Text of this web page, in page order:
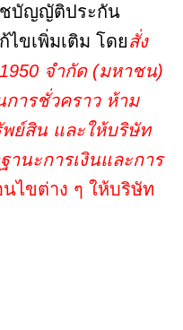
ชบัญญัติประกัน
ขเพิ่มเติม โดยสั่ง
จำกัด (มหาชน)
ารชั่วคราว ห้าม
ย์สิน และให้บริษัท
านะการเงินและการ
ไขต่าง ๆ ให้บริษัท